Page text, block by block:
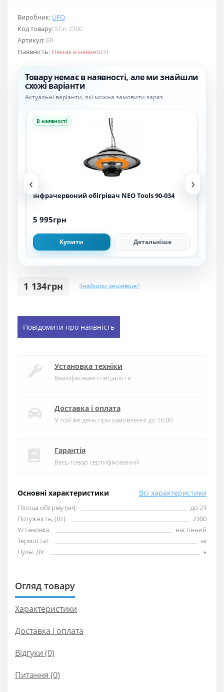
Виробник: UFO
Код товару: Star 2300
Артикул: ER-
Наявність: Немає в наявності
Товару немає в наявності, але ми знайшли
схожі варіанти
Актуальні варіанти, які можна замовити зараз
‹
В наявності
Інфрачервоний обігрівач NEO Tools 90-034
5 995грн
Купити Детальніше
›
1 134грн Знайшли дешевше?
Основні характеристики Всі характеристики
Площа обігріву (м²):
до 23
Потужність, (Вт):
2300
Установка:
настінний
Термостат:
ні
Пульт ДУ:
є
Повідомити про наявність
Установка техніки
Кваліфіковані спеціалісти
Доставка і оплата
У той же день при замовленні до 16:00
Гарантія
Весь товар сертифікований
Огляд товару
Характеристики
Доставка і оплата
Відгуки (0)
Питання (0)